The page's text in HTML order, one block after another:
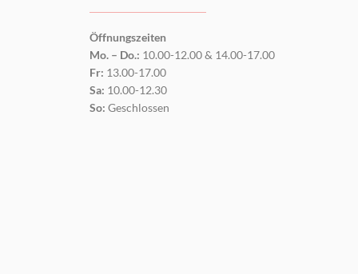
Öffnungszeiten
Mo. – Do.: 10.00-12.00 & 14.00-17.00
Fr: 13.00-17.00
Sa: 10.00-12.30
So: Geschlossen